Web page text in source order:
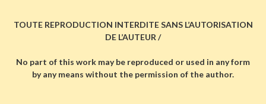
TOUTE REPRODUCTION INTERDITE SANS L’AUTORISATION
DE L’AUTEUR /
No part of this work may be reproduced or used in any form
by any means without the permission of the author.